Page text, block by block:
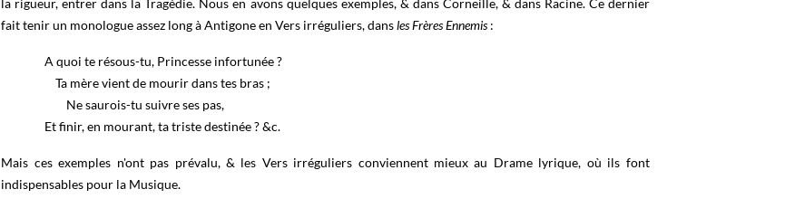
la rigueur, entrer dans la Tragédie. Nous en avons quelques exemples, & dans Corneille, & dans Racine. Ce dernier
fait tenir un monologue assez long à Antigone en Vers irréguliers, dansles Frères Ennemis:
A quoi te résous-tu, Princesse infortunée ?
Ta mère vient de mourir dans tes bras ;
Ne saurois-tu suivre ses pas,
Et finir, en mourant, ta triste destinée ? &c.
Mais ces exemples n'ont pas prévalu, & les Vers irréguliers conviennent mieux au Drame lyrique, où ils font
indispensables pour la Musique.